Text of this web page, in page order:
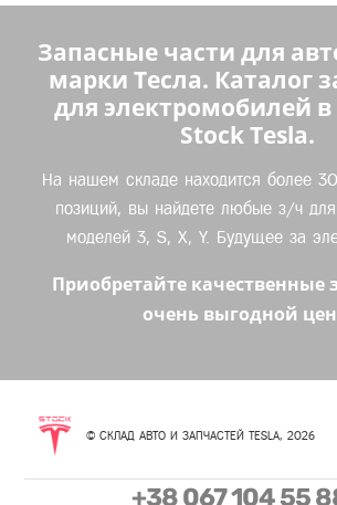
Запасные части для
марки Тесла. Каталог
для электромобилей
Stock Tesla.
На нашем складе находится более
позиций, вы найдете любые з/ч
моделей 3, S, X, Y. Будущее за
Приобретайте качественные
очень выгодной
© СКЛАД АВТО И ЗАПЧАСТЕЙ TESLA, 2026
+38 067 104 55